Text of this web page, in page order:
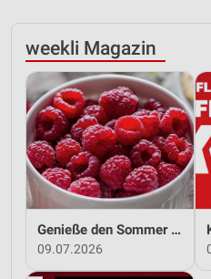
weekli Magazin
Genieße den Sommer mit Kaufland!
09.07.2026